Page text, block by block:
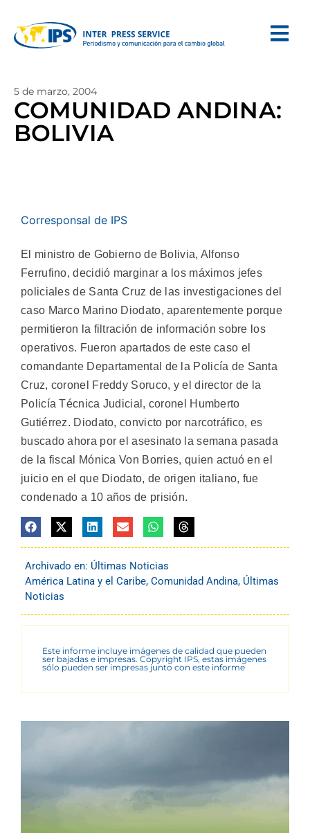
5 de marzo, 2004
COMUNIDAD ANDINA:
BOLIVIA
Corresponsal de IPS
El ministro de Gobierno de Bolivia, Alfonso
Ferrufino, decidió marginar a los máximos jefes
policiales de Santa Cruz de las investigaciones del
caso Marco Marino Diodato, aparentemente porque
permitieron la filtración de información sobre los
operativos. Fueron apartados de este caso el
comandante Departamental de la Policía de Santa
Cruz, coronel Freddy Soruco, y el director de la
Policía Técnica Judicial, coronel Humberto
Gutiérrez. Diodato, convicto por narcotráfico, es
buscado ahora por el asesinato la semana pasada
de la fiscal Mónica Von Borries, quien actuó en el
juicio en el que Diodato, de origen italiano, fue
condenado a 10 años de prisión.
Archivado en: Últimas Noticias
América Latina y el Caribe, Comunidad Andina, Últimas
Noticias
Este informe incluye imágenes de calidad que pueden
ser bajadas e impresas. Copyright IPS, estas imágenes
sólo pueden ser impresas junto con este informe